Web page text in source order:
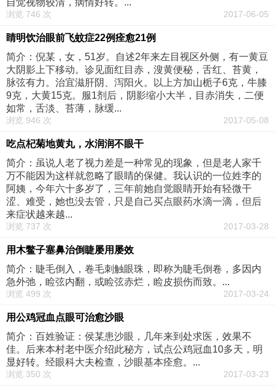
自觉视物较清，病情好转。...
浏览 746 次 2017-06-05
睛明饮治眼前飞蚊症22例痊愈21例
简介：倪某，女，51岁。自述2年来左目视区外侧，有一黄豆
大阴影上下移动。诊见面红目赤，溲黄便秘，舌红、苔黄，
脉弦有力。治宜滋肝阴、泻阳火。以上方加山栀子6克，牛膝
9克，大黄15克。服1剂后，阴影缩小大半，目赤消失，二便
如常，舌淡、苔薄，脉缓...
浏览 946 次 2017-05-08
吃点杞菊地黄丸，水润润不眼干
简介：虽说人老了视力差是一种常见的现象，但是老人家千
万不能因为这样就忽略了眼睛的保健。我认识的一位姓李的
阿姨，今年六十多岁了，三年前她自觉眼睛开始有轻微干
涩、难受，她也没去管，只是自己买点眼药水滴一滴，但后
来症状越来越...
浏览 737 次 2017-03-28
用木鳖子塞鼻治倒睫屡用屡效
简介：睫毛倒入，卷毛刺触眼珠，即称为睫毛倒卷，多因内
急外弛，睑弦内翻，或睑弦赤烂，睑皮损伤而致。...
浏览 499 次 2017-03-24
用公鸡冠血点眼可治愈沙眼
简介：百姓验证：侯某患沙眼，几年来到处求医，效果不
佳。后来本村老中医介绍此秘方，试点公鸡冠血10多天，明
显好转。经眼科大夫检查，沙眼基本痊愈。...
浏览 350 次 2017-03-23